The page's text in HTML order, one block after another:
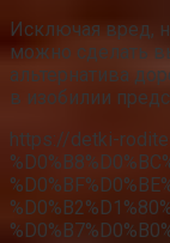
Исключая вред,
можно сделать
альтернатива
в изобилии
https://detki-